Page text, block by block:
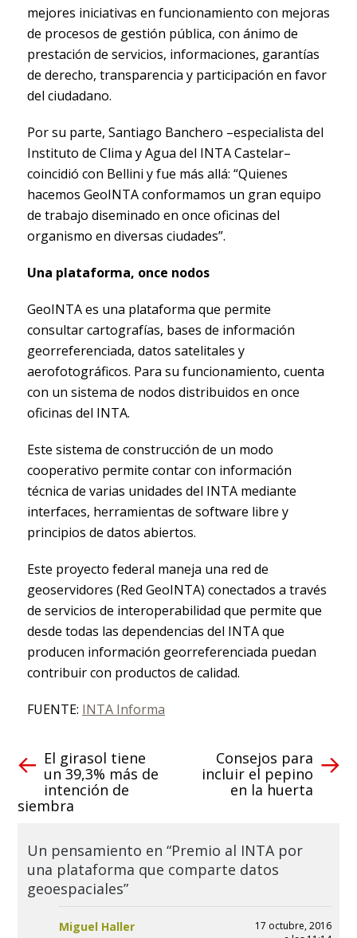
mejores iniciativas en funcionamiento con mejoras
de procesos de gestión pública, con ánimo de
prestación de servicios, informaciones, garantías
de derecho, transparencia y participación en favor
del ciudadano.
Por su parte, Santiago Banchero –especialista del
Instituto de Clima y Agua del INTA Castelar–
coincidió con Bellini y fue más allá: “Quienes
hacemos GeoINTA conformamos un gran equipo
de trabajo diseminado en once oficinas del
organismo en diversas ciudades”.
Una plataforma, once nodos
GeoINTA es una plataforma que permite
consultar cartografías, bases de información
georreferenciada, datos satelitales y
aerofotográficos. Para su funcionamiento, cuenta
con un sistema de nodos distribuidos en once
oficinas del INTA.
Este sistema de construcción de un modo
cooperativo permite contar con información
técnica de varias unidades del INTA mediante
interfaces, herramientas de software libre y
principios de datos abiertos.
Este proyecto federal maneja una red de
geoservidores (Red GeoINTA) conectados a través
de servicios de interoperabilidad que permite que
desde todas las dependencias del INTA que
producen información georreferenciada puedan
contribuir con productos de calidad.
FUENTE: INTA Informa
El girasol tiene
un 39,3% más de
intención de
siembra
Consejos para
incluir el pepino
en la huerta
Un pensamiento en “Premio al INTA por
una plataforma que comparte datos
geoespaciales”
Miguel Haller
17 octubre, 2016